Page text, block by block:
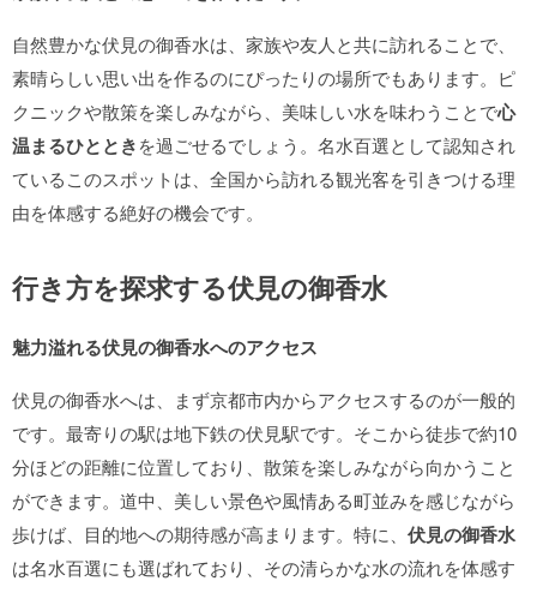
自然豊かな伏見の御香水は、家族や友人と共に訪れることで、
素晴らしい思い出を作るのにぴったりの場所でもあります。ピ
クニックや散策を楽しみながら、美味しい水を味わうことで心
温まるひとときを過ごせるでしょう。名水百選として認知され
ているこのスポットは、全国から訪れる観光客を引きつける理
由を体感する絶好の機会です。
行き方を探求する伏見の御香水
魅力溢れる伏見の御香水へのアクセス
伏見の御香水へは、まず京都市内からアクセスするのが一般的
です。最寄りの駅は地下鉄の伏見駅です。そこから徒歩で約10
分ほどの距離に位置しており、散策を楽しみながら向かうこと
ができます。道中、美しい景色や風情ある町並みを感じながら
歩けば、目的地への期待感が高まります。特に、 伏見の御香水
は名水百選にも選ばれており、その清らかな水の流れを体感す